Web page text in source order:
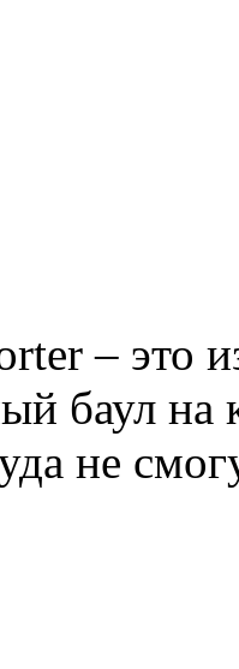
– это
баул на
не